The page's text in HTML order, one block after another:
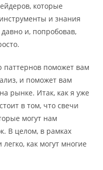
которые
и знания
и, попробовав,
поможет вам
и поможет вам
рынке. Итак, как я уже
в том, что свечи
могут нам
В целом, в рамках
как могут многие